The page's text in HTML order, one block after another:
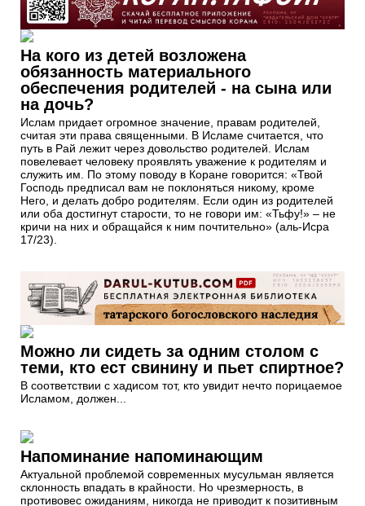
На кого из детей возложена
обязанность материального
обеспечения родителей - на сына или
на дочь?
Ислам придает огромное значение, правам родителей,
считая эти права священными. В Исламе считается, что
путь в Рай лежит через довольство родителей. Ислам
повелевает человеку проявлять уважение к родителям и
служить им. По этому поводу в Коране говорится: «Твой
Господь предписал вам не поклоняться никому, кроме
Него, и делать добро родителям. Если один из родителей
или оба достигнут старости, то не говори им: «Тьфу!» – не
кричи на них и обращайся к ним почтительно» (аль-Исра
17/23).
Можно ли сидеть за одним столом с
теми, кто ест свинину и пьет спиртное?
В соответствии с хадисом тот, кто увидит нечто порицаемое
Исламом, должен...
Напоминание напоминающим
Актуальной проблемой современных мусульман является
склонность впадать в крайности. Но чрезмерность, в
противовес ожиданиям, никогда не приводит к позитивным